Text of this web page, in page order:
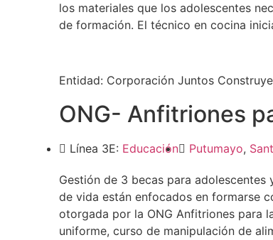
los materiales que los adolescentes
de formación. El técnico en cocina
Entidad: Corporación Juntos
ONG- Anfitriones
Línea 3E: Educación Putumayo,
Gestión de 3 becas para
de vida están enfocados en formarse
otorgada por la ONG Anfitriones para
uniforme, curso de manipulación de